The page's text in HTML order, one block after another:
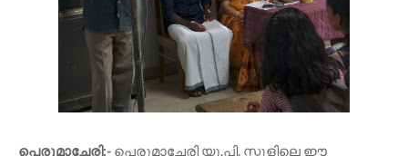
പെരുമാച്ചേരി:- പെരുമാച്ചേരി യു.പി. സ്കൂളിലെ ഈ